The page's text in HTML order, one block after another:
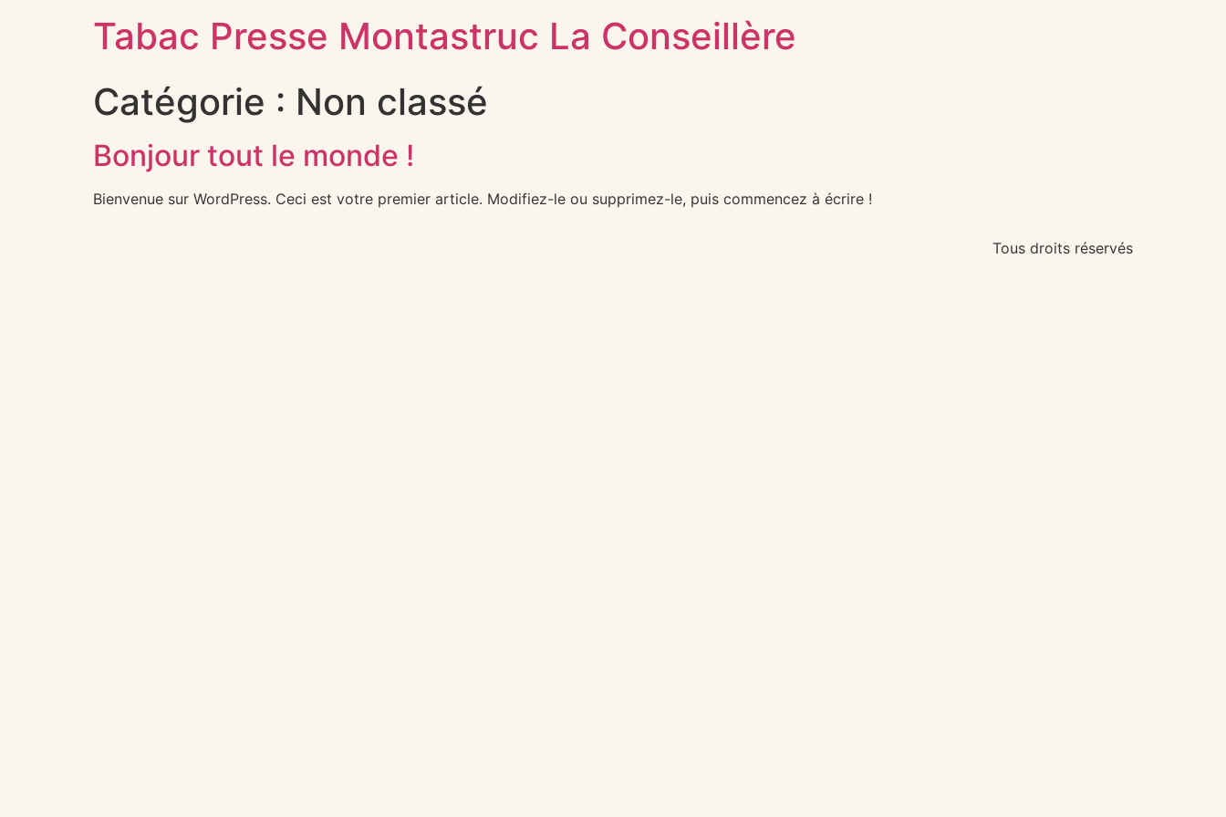
Tabac Presse Montastruc La Conseillère
Catégorie : Non classé
Bonjour tout le monde !
Bienvenue sur WordPress. Ceci est votre premier article. Modifiez-le ou supprimez-le, puis commencez à écrire !
Tous droits réservés